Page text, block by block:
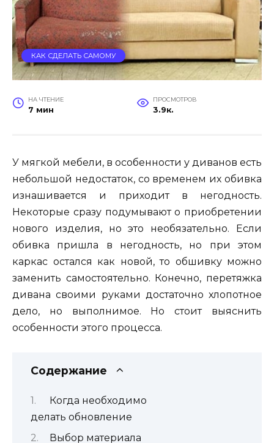
КАК СДЕЛАТЬ САМОМУ
НА ЧТЕНИЕ
7 мин
ПРОСМОТРОВ
3.9к.
У мягкой мебели, в особенности у диванов есть
небольшой недостаток, со временем их обивка
изнашивается и приходит в негодность.
Некоторые сразу подумывают о приобретении
нового изделия, но это необязательно. Если
обивка пришла в негодность, но при этом
каркас остался как новой, то обшивку можно
заменить самостоятельно. Конечно, перетяжка
дивана своими руками достаточно хлопотное
дело, но выполнимое. Но стоит выяснить
особенности этого процесса.
Содержание
Когда необходимо
делать обновление
Выбор материала